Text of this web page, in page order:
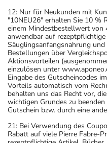
12: Nur für Neukunden mit
"10NEU26" erhalten Sie 10 %
einem Mindestbestellwert von
anwendbar auf
Säuglingsanfangsnahrung
Bestellungen über
Aktionsvorteilen
einzulösen unter
Eingabe des Gutscheincodes
Vorteils automatisch vom
behalten uns das Recht vor,
wichtigen Grundes zu
Gutschein bzw. durch eine
21: Bei Verwendung des
Rabatt auf viele Pierre Fabre-